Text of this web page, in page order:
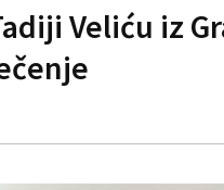
Veliću iz